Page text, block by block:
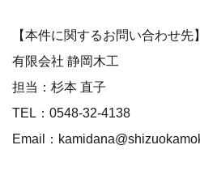
【本件に関するお問い合わせ先】
有限会社 静岡木工
担当：杉本 直子
TEL：0548-32-4138
Email：